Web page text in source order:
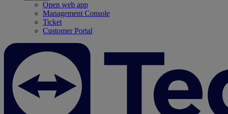
Open web app
Management Console
Ticket
Customer Portal